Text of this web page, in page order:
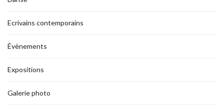
Ecrivains contemporains
Évènements
Expositions
Galerie photo